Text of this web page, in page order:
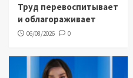
Труд перевоспитывает
и облагораживает
06/08/2026 0